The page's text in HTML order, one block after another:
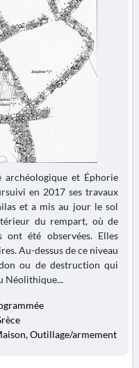
archéologique et Éphorie
en 2017 ses travaux
et a mis au jour le sol
du rempart, où de
ont été observées. Elles
Au-dessus de ce niveau
ou de destruction qui
Néolithique...
Outillage/armement